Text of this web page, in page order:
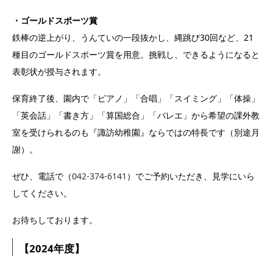
・ゴールドスポーツ賞
鉄棒の逆上がり、うんていの一段抜かし、縄跳び30回など、21
種目のゴールドスポーツ賞を用意。挑戦し、できるようになると
表彰状が授与されます。
保育終了後、園内で「ピアノ」「合唱」「スイミング」「体操」
「英会話」「書き方」「算国総合」「バレエ」から希望の課外教
室を受けられるのも『諏訪幼稚園』ならではの特長です（別途月
謝）。
ぜひ、電話で（042-374-6141 ）でご予約いただき、見学にいら
してください。
お待ちしております。
【2024年度】